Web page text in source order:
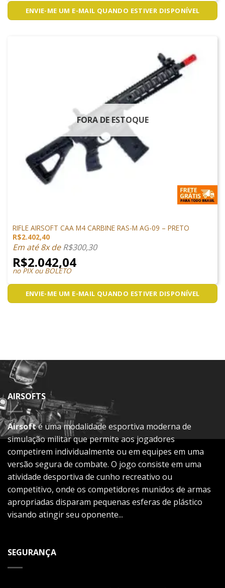
ENVIE-ME UM E-MAIL QUANDO ESTIVER DISPONÍVEL
FORA DE ESTOQUE
RIFLE AIRSOFT CAA M4 CARBINE RAS-M AG-09 – PRETO
R$2.402,40
Em até 8x deR$300,30
R$2.042,04
no PIX ou BOLETO
ENVIE-ME UM E-MAIL QUANDO ESTIVER DISPONÍVEL
AIRSOFTS
Airsofté uma modalidade esportiva moderna de
simulação militar que permite aos jogadores
competirem individualmente ou em equipes em uma
versão segura de combate. O jogo consiste em uma
atividade desportiva de cunho recreativo ou
competitivo, onde os competidores munidos de armas
apropriadas disparam pequenas esferas de plástico
visando atingir seu oponente...
SEGURANÇA